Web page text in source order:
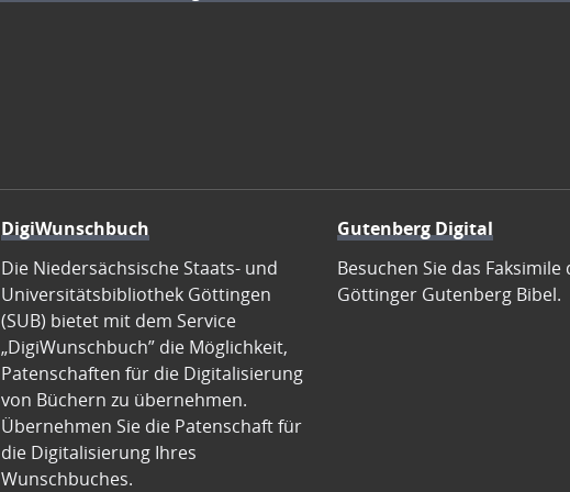
DigiWunschbuch
Die Niedersächsische Staats- und
Universitätsbibliothek Göttingen
(SUB) bietet mit dem Service
„DigiWunschbuch” die Möglichkeit,
Patenschaften für die Digitalisierung
von Büchern zu übernehmen.
Übernehmen Sie die Patenschaft für
die Digitalisierung Ihres
Wunschbuches.
Gutenberg Digital
Besuchen Sie das Faksimile
Göttinger Gutenberg Bibel.